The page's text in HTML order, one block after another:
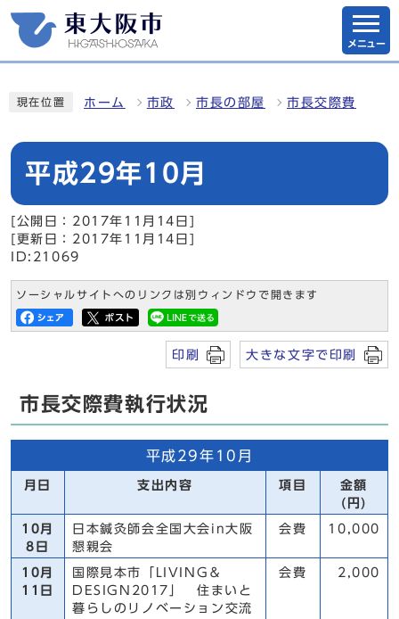
メニュー
現在位置 ホーム 市政 市長の部屋 市長交際費
平成29年10月
[公開日：2017年11月14日]
[更新日：2017年11月14日]
ID:21069
ソーシャルサイトへのリンクは別ウィンドウで開きます
印刷 大きな文字で印刷
市長交際費執行状況
平成29年10月
月日 支出内容 項目
金額
(円)
10月
8日
日本鍼灸師会全国大会in大阪
懇親会
会費 10,000
10月
11日
国際見本市「LIVING＆
DESIGN2017」 住まいと
暮らしのリノベーション交流
会費 2,000